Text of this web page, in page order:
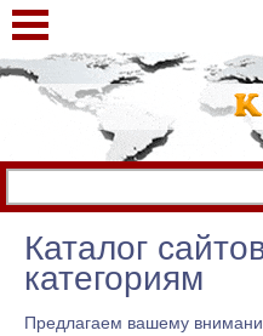
Каталог
категориям
Предлагаем вашему